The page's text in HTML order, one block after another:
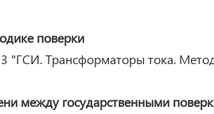
поверки
"ГСИ. Трансформаторы тока.
между государственными